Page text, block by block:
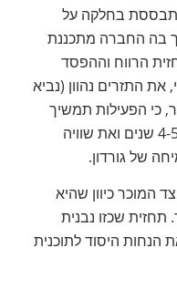
בחלקה על
בה החברה מתכננת
הרווח וההפסד
את התזרים נהוון (נביא
כי הפעילות תמשיך
לפעול גם בעתיד הרחוק, מעבר ל 4-5 שנים ואת שוויה
של גורדון.
המוכר כיוון שהיא
שכזו נבנית
הנחות היסוד לתוכנית